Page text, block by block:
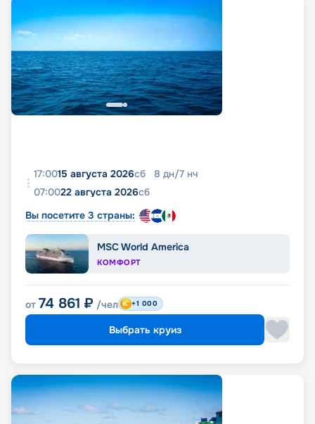
живописным городам по пути круиза добавят
путешествию больше ярких красок и
незабываемых впечатлений. На нашем сайте вы
найдете все, что нужно для оформления путевки:
актуальное расписание и маршруты, схему
размещения, характеристики судна, описание и
фото кают, цену на круиз. Купить путевку, выбрав
подходящий тур, можно онлайн. А если у вас
17:0015 августа 2026сб 8 дн/7 нч
07:0022 августа 2026сб
Вы посетите 3 страны:
MSC World America
КОМФОРТ
от 74 861 ₽ /чел +1 000
Выбрать круиз